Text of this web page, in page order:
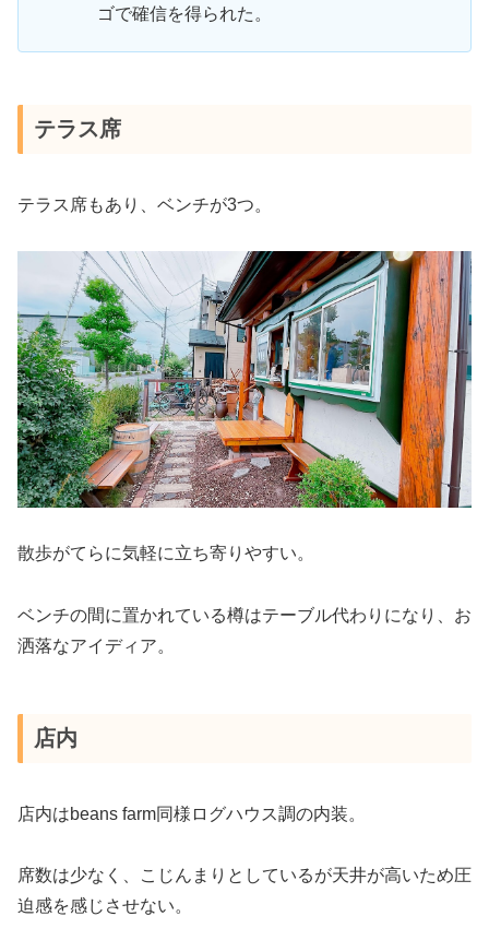
ゴで確信を得られた。
テラス席
テラス席もあり、ベンチが3つ。
散歩がてらに気軽に立ち寄りやすい。
ベンチの間に置かれている樽はテーブル代わりになり、お
洒落なアイディア。
店内
店内はbeans farm同様ログハウス調の内装。
席数は少なく、こじんまりとしているが天井が高いため圧
迫感を感じさせない。